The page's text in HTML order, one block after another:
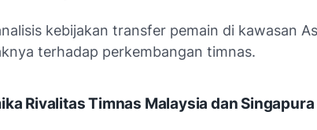
kebijakan transfer pemain di kawasan
terhadap perkembangan timnas.
Rivalitas Timnas Malaysia dan Singapura